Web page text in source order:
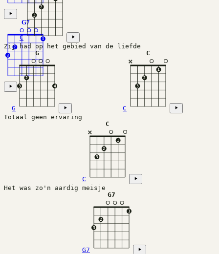
G7
3
2
1
C
3
2
Zij had op het gebied van de liefde
G
G
3
2
4
C
C
×
3
2
1
Totaal geen ervaring
C
C
×
3
2
1
Het was zo'n aardig meisje
G7
G7
3
2
1